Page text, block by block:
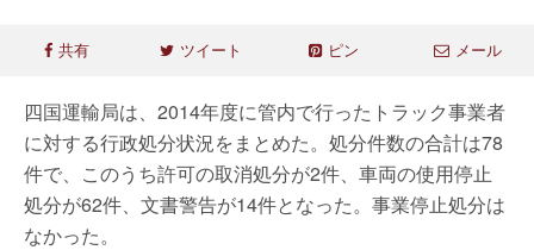
共有 ツイート ピン メール
四国運輸局は、2014年度に管内で行ったトラック事業者
に対する行政処分状況をまとめた。処分件数の合計は78
件で、このうち許可の取消処分が2件、車両の使用停止
処分が62件、文書警告が14件となった。事業停止処分は
なかった。